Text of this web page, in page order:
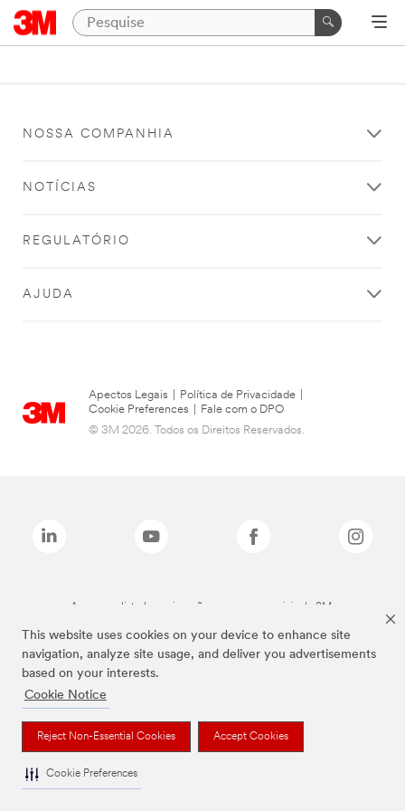
This website uses cookies on your device to enhance site
navigation, analyze site usage, and deliver you advertisements
based on your interests.
Cookie Notice
Reject Non-Essential Cookies Accept Cookies
Cookie Preferences
NOSSA COMPANHIA
NOTÍCIAS
REGULATÓRIO
AJUDA
Apectos Legais Política de Privacidade
Cookie Preferences
Fale com o DPO
© 3M 2026. Todos os Direitos Reservados.
As marcas listadas a cima são marcas comerciais da 3M.